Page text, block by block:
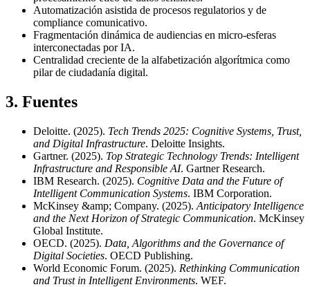
Automatización asistida de procesos regulatorios y de
compliance comunicativo.
Fragmentación dinámica de audiencias en micro‑esferas
interconectadas por IA.
Centralidad creciente de la alfabetización algorítmica como
pilar de ciudadanía digital.
3. Fuentes
Deloitte. (2025). Tech Trends 2025: Cognitive Systems, Trust,
and Digital Infrastructure. Deloitte Insights.
Gartner. (2025). Top Strategic Technology Trends: Intelligent
Infrastructure and Responsible AI. Gartner Research.
IBM Research. (2025). Cognitive Data and the Future of
Intelligent Communication Systems. IBM Corporation.
McKinsey &amp; Company. (2025). Anticipatory Intelligence
and the Next Horizon of Strategic Communication. McKinsey
Global Institute.
OECD. (2025). Data, Algorithms and the Governance of
Digital Societies. OECD Publishing.
World Economic Forum. (2025). Rethinking Communication
and Trust in Intelligent Environments. WEF.